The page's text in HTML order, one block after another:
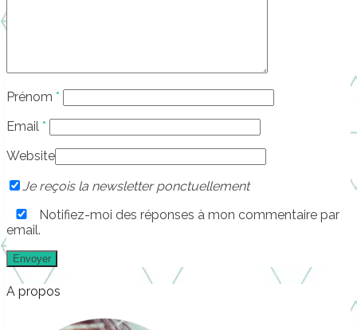
Prénom *
Email *
Website
Je reçois la newsletter ponctuellement
Notifiez-moi des réponses à mon commentaire par
email.
A propos